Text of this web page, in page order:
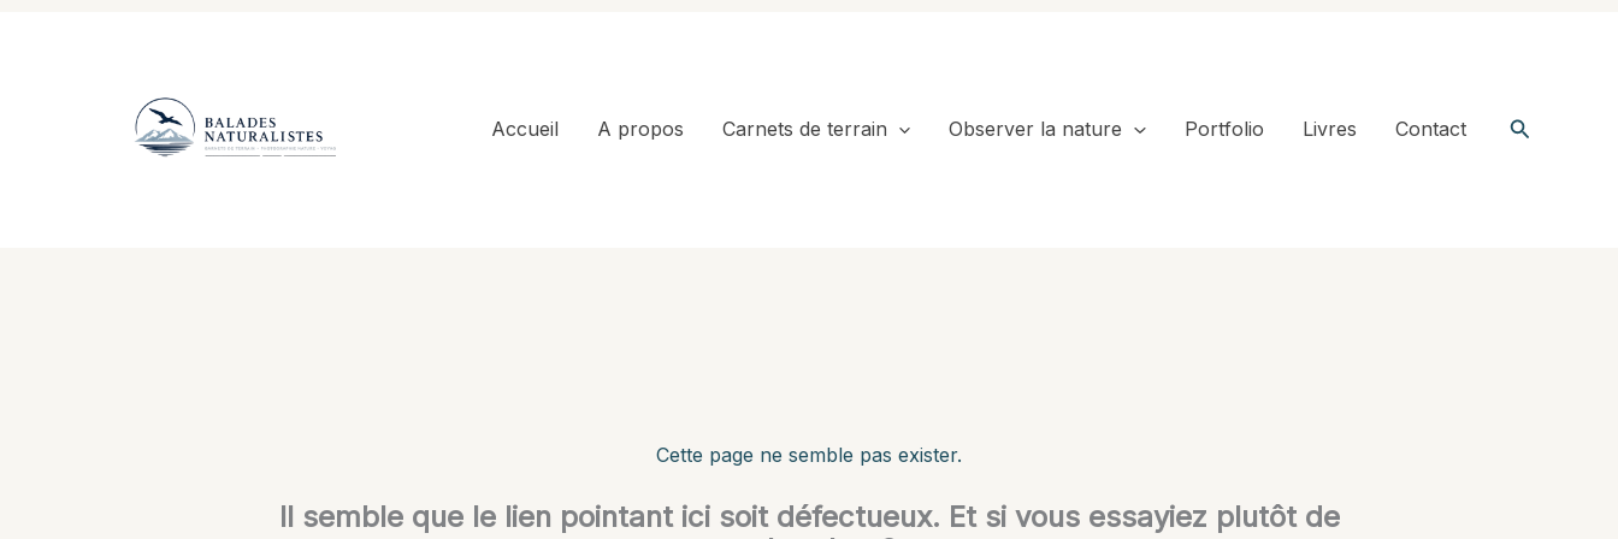
Accueil
A propos Carnets de terrain Observer la nature Portfolio Livres Contact
Cette page ne semble pas exister.
Il semble que le lien pointant ici soit défectueux. Et si vous essayiez plutôt de